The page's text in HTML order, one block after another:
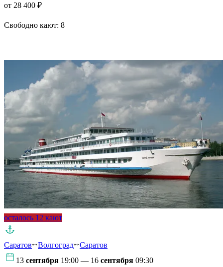
от 28 400 ₽
Свободно кают: 8
осталось 12 кают
Саратов Волгоград
Саратов
13 сентября 19:00 — 16 сентября 09:30